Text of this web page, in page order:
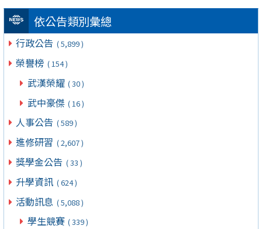
依公告類別彙總
行政公告 ( 5,899 )
榮譽榜 ( 154 )
武漢榮耀 ( 30 )
武中豪傑 ( 16 )
人事公告 ( 589 )
進修研習 ( 2,607 )
獎學金公告 ( 33 )
升學資訊 ( 624 )
活動訊息 ( 5,088 )
學生競賽 ( 339 )